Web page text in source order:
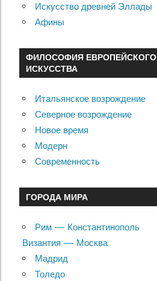
Искусство древней Эллады
Афины
ФИЛОСОФИЯ ЕВРОПЕЙСКОГО
ИСКУССТВА
Итальянское возрождение
Северное возрождение
Новое время
Модерн
Современность
ГОРОДА МИРА
Рим — Константинополь
Византия — Москва
Мадрид
Толедо